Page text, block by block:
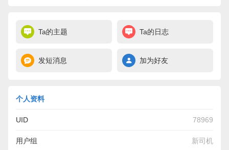
Ta的主题 Ta的日志
发短消息 加为好友
个人资料
UID 78969
用户组 新司机